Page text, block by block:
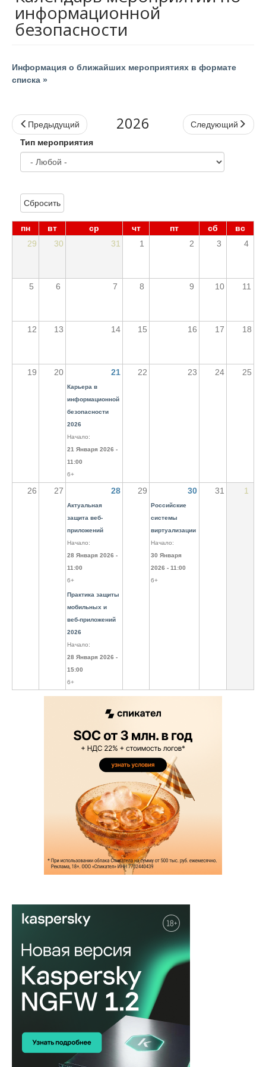
информационной
безопасности
Информация о ближайших мероприятиях в формате
списка »
Предыдущий Следующий
2026
Тип мероприятия
Сбросить
пн вт ср чт пт сб
вс
29
30 31 1 2 3 4
5 6 7 8 9 10 11
12 13 14 15 16 17 18
19 20 21 22 23 24 25
Карьера в
информационной
безопасности
2026
Начало:
21 Января 2026 -
11:00
6+
26 27 28 29 30 31 1
Актуальная
защита веб-
приложений
Начало:
28 Января 2026 -
11:00
6+
Практика защиты
мобильных и
веб-приложений
2026
Начало:
28 Января 2026 -
15:00
6+
Российские
системы
виртуализации
Начало:
30 Января
2026 - 11:00
6+